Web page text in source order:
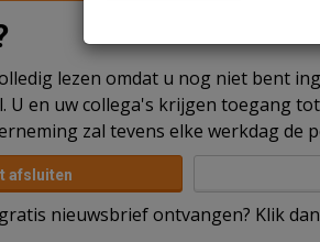
lezen omdat u nog niet bent
U en uw collega's krijgen toegang
zal tevens elke werkdag de
afsluiten
nieuwsbrief ontvangen? Klik